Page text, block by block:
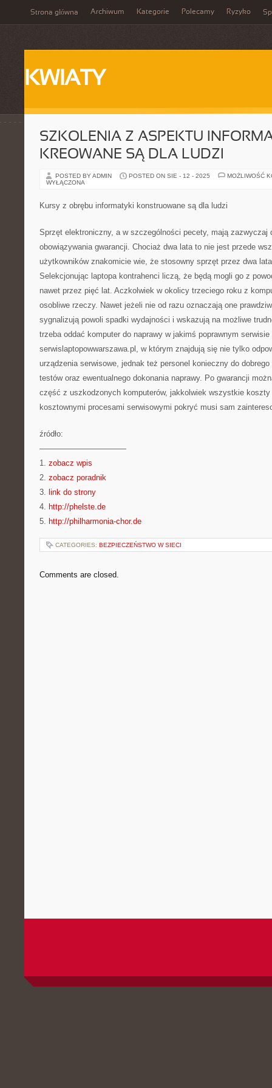
Strona główna Archiwum Kategorie Polecamy Ryzyko
KWIATY
SZKOLENIA Z ASPEKTU
KREOWANE SĄ DLA LUDZI
POSTED BY ADMIN POSTED ON SIE - 12 - 2025
MOŻLIWOŚĆ
WYŁĄCZONA
Kursy z obrębu informatyki konstruowane są dla ludzi
Sprzęt elektroniczny, a w szczególności pecety, mają zazwyczaj
obowiązywania gwarancji. Chociaż dwa lata to nie jest przede
użytkowników znakomicie wie, że stosowny sprzęt przez dwa
Selekcjonując laptopa kontrahenci liczą, że będą mogli go z
nawet przez pięć lat. Aczkolwiek w okolicy trzeciego roku z
osobliwe rzeczy. Nawet jeżeli nie od razu oznaczają one
sygnalizują powoli spadki wydajności i wskazują na możliwe
trzeba oddać komputer do naprawy w jakimś poprawnym
serwislaptopowwarszawa.pl, w którym znajdują się nie tylko
urządzenia serwisowe, jednak też personel konieczny do
testów oraz ewentualnego dokonania naprawy. Po gwarancji
część z uszkodzonych komputerów, jakkolwiek wszystkie
kosztownymi procesami serwisowymi pokryć musi sam
źródło:
———————————
1. zobacz wpis
2. zobacz poradnik
3. link do strony
4. http://phelste.de
5. http://philharmonia-chor.de
CATEGORIES: BEZPIECZEŃSTWO W SIECI
Comments are closed.